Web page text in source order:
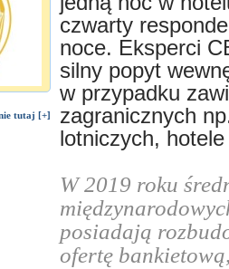
tutaj [+]
czwarty
noce. Eksperci
silny popyt
w przypadku
zagranicznych
lotniczych,
W 2019 roku
posiadają
ofertę